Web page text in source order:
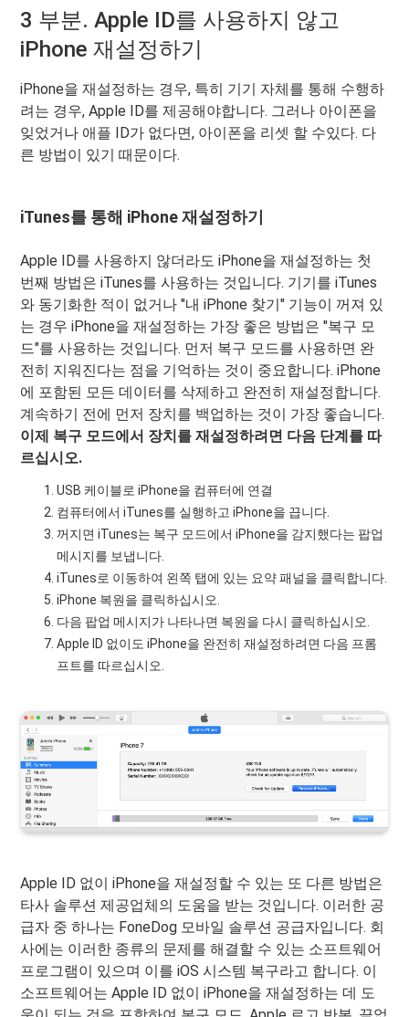
3 부분. Apple ID를 사용하지 않고
iPhone 재설정하기
iPhone을 재설정하는 경우, 특히 기기 자체를 통해 수행하
려는 경우, Apple ID를 제공해야합니다. 그러나 아이폰을
잊었거나 애플 ID가 없다면, 아이폰을 리셋 할 수있다. 다
른 방법이 있기 때문이다.
iTunes를 통해 iPhone 재설정하기
Apple ID를 사용하지 않더라도 iPhone을 재설정하는 첫
번째 방법은 iTunes를 사용하는 것입니다. 기기를 iTunes
와 동기화한 적이 없거나 "내 iPhone 찾기" 기능이 꺼져 있
는 경우 iPhone을 재설정하는 가장 좋은 방법은 "복구 모
드"를 사용하는 것입니다. 먼저 복구 모드를 사용하면 완
전히 지워진다는 점을 기억하는 것이 중요합니다. iPhone
에 포함된 모든 데이터를 삭제하고 완전히 재설정합니다.
계속하기 전에 먼저 장치를 백업하는 것이 가장 좋습니다.
이제 복구 모드에서 장치를 재설정하려면 다음 단계를 따
르십시오.
USB 케이블로 iPhone을 컴퓨터에 연결
컴퓨터에서 iTunes를 실행하고 iPhone을 끕니다.
꺼지면 iTunes는 복구 모드에서 iPhone을 감지했다는 팝업
메시지를 보냅니다.
iTunes로 이동하여 왼쪽 탭에 있는 요약 패널을 클릭합니다.
iPhone 복원을 클릭하십시오.
다음 팝업 메시지가 나타나면 복원을 다시 클릭하십시오.
Apple ID 없이도 iPhone을 완전히 재설정하려면 다음 프롬
프트를 따르십시오.
Apple ID 없이 iPhone을 재설정할 수 있는 또 다른 방법은
타사 솔루션 제공업체의 도움을 받는 것입니다. 이러한 공
급자 중 하나는 FoneDog 모바일 솔루션 공급자입니다. 회
사에는 이러한 종류의 문제를 해결할 수 있는 소프트웨어
프로그램이 있으며 이를 iOS 시스템 복구라고 합니다. 이
소프트웨어는 Apple ID 없이 iPhone을 재설정하는 데 도